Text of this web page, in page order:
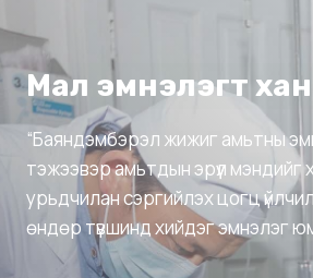
Мал эмнэлэгт
“Баяндэмбэрэл жижиг амьтны
тэжээвэр амьтдын эрүүл мэндийг
урьдчилан сэргийлэх цогц
өндөр түвшинд хийдэг эмнэлэг